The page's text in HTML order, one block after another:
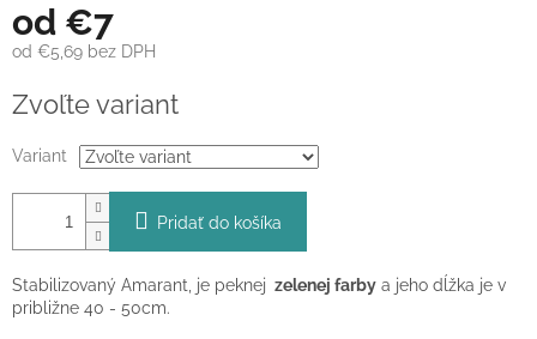
od €7
od €5,69 bez DPH
cena:
Zvoľte variant
Variant
Pridať do košíka
Stabilizovaný Amarant, je peknej zelenej farby a jeho dĺžka je v
približne 40 - 50cm.